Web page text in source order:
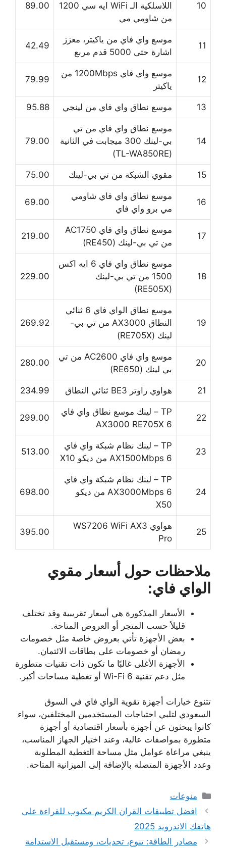
10
اللاسلكية الـ WiFi ايه سي 1200
من شاومي مي
89.00
11
موسع واي فاي من ياكيتر، معزز
اشارة حتى 5000 قدم مربع
42.49
12
موسع واي فاي 1200Mbps من
ياكيتر
79.99
13 موسع نطاق واي فاي من لينجي 95.88
14
موسع نطاق واي فاي من تي
بي-لينك 300 ميجابت في الثانية
(TL-WA850RE)
79.00
15 مقوي الشبكة من تي بي-لينك 75.00
16
موسع نطاق واي فاي شاومي
مي برو واي فاي
69.00
17
موسع نطاق واي فاي AC1750
من تي بي-لينك (RE450)
219.00
18
موسع نطاق واي فاي 6 ايه اكس
1500 من تي بي-لينك
(RE505X)
229.00
19
موسع نطاق الواي فاي 6 ثنائي
النطاق AX3000 من تي بي-
لينك (RE705X)
269.92
20
موسع واي فاي AC2600 من تي
بي لينك (RE650)
280.00
21 هواوي راوتر BE3 ثنائي النطاق 234.99
22
TP – لينك موسع نطاق واي فاي
6 AX3000 RE705X
299.00
23
TP – لينك نظام شبكة واي فاي
6 AX1500Mbps من ديكو X10
513.00
24
TP – لينك نظام شبكة واي فاي
6 AX3000Mbps من ديكو
X50
698.00
25
هواوي WS7206 WiFi AX3
Pro
395.00
ملاحظات حول أسعار مقوي
الواي فاي:
الأسعار المذكورة هي أسعار تقريبية وقد تختلف
قليلاً حسب المتجر أو العروض المتاحة.
بعض الأجهزة تأتي بعروض خاصة مثل خصومات
رمضان أو خصومات على بطاقات الائتمان.
الأجهزة الأغلى غالبًا ما تكون ذات تقنيات متطورة
مثل دعم تقنية Wi-Fi 6 أو تغطية مساحات أكبر.
تتنوع خيارات أجهزة تقوية الواي فاي في السوق
السعودي لتلبي احتياجات المستخدمين المختلفين، سواء
كانوا يبحثون عن أجهزة بأسعار اقتصادية أو أجهزة
متطورة بمواصفات عالية، وعند اختيار الجهاز المناسب،
ينبغي مراعاة عوامل مثل مساحة التغطية المطلوبة
وعدد الأجهزة المتصلة بالإضافة إلى الميزانية المتاحة.
التصنيفات
منوعات
افضل تطبيقات القران الكريم مكتوب للقراءة على
هاتفك الاندرويد 2025
مصادر الطاقة: تنوع، تحديات، ومستقبل الاستدامة